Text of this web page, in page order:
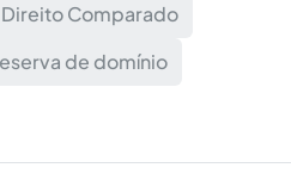
Direito Comparado
de domínio